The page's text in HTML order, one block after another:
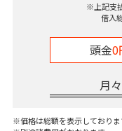
※上記支
借入
頭金0
月々
※価格は総額を表示しておりま